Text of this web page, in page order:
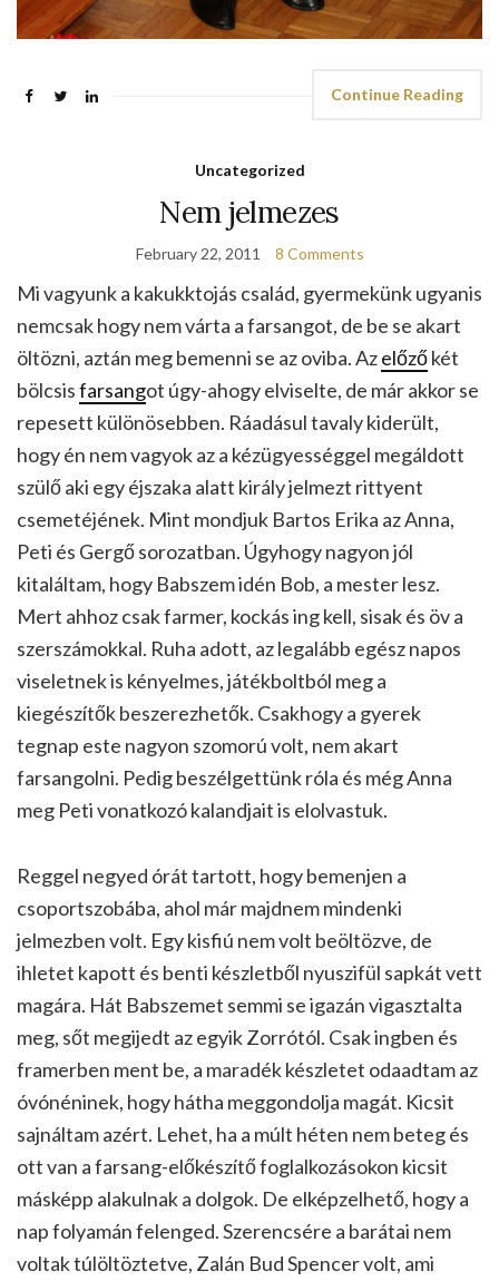
Continue Reading
Uncategorized
Nem jelmezes
February 22, 2011 8 Comments
Mi vagyunk a kakukktojás család, gyermekünk ugyanis
nemcsak hogy nem várta a farsangot, de be se akart
öltözni, aztán meg bemenni se az oviba. Azelőzőkét
bölcsisfarsangot úgy-ahogy elviselte, de már akkor se
repesett különösebben. Ráadásul tavaly kiderült,
hogy én nem vagyok az a kézügyességgel megáldott
szülő aki egy éjszaka alatt király jelmezt rittyent
csemetéjének. Mint mondjuk Bartos Erika az Anna,
Peti és Gergő sorozatban. Úgyhogy nagyon jól
kitaláltam, hogy Babszem idén Bob, a mester lesz.
Mert ahhoz csak farmer, kockás ing kell, sisak és öv a
szerszámokkal. Ruha adott, az legalább egész napos
viseletnek is kényelmes, játékboltból meg a
kiegészítők beszerezhetők. Csakhogy a gyerek
tegnap este nagyon szomorú volt, nem akart
farsangolni. Pedig beszélgettünk róla és még Anna
meg Peti vonatkozó kalandjait is elolvastuk.
Reggel negyed órát tartott, hogy bemenjen a
csoportszobába, ahol már majdnem mindenki
jelmezben volt. Egy kisfiú nem volt beöltözve, de
ihletet kapott és benti készletből nyuszifül sapkát vett
magára. Hát Babszemet semmi se igazán vigasztalta
meg, sőt megijedt az egyik Zorrótól. Csak ingben és
framerben ment be, a maradék készletet odaadtam az
óvónéninek, hogy hátha meggondolja magát. Kicsit
sajnáltam azért. Lehet, ha a múlt héten nem beteg és
ott van a farsang-előkészítő foglalkozásokon kicsit
másképp alakulnak a dolgok. De elképzelhető, hogy a
nap folyamán felenged. Szerencsére a barátai nem
voltak túlöltöztetve, Zalán Bud Spencer volt, ami